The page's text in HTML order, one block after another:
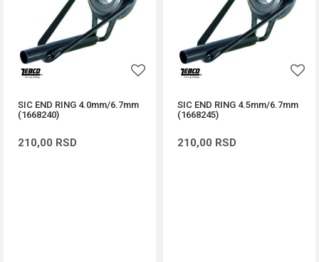
SIC END RING 4.0mm/6.7mm
(1668240)
210,00 RSD
SIC END RING 4.5mm/6.7mm
(1668245)
210,00 RSD